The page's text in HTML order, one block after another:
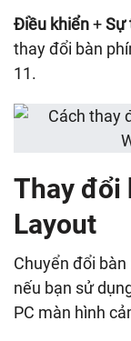
Điều khiển+Sự
thay đổi bàn
11.
Thay đổi
Layout
Chuyển đổi
nếu bạn sử
PC màn hình